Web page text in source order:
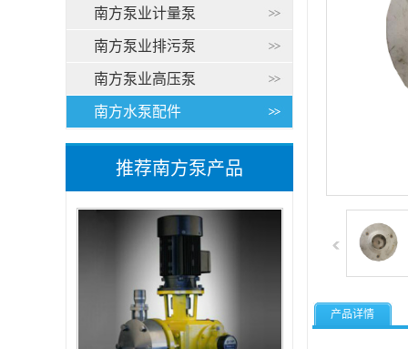
产品详情
南方泵业计量泵
南方泵业排污泵
南方泵业高压泵
南方水泵配件
推荐南方泵产品